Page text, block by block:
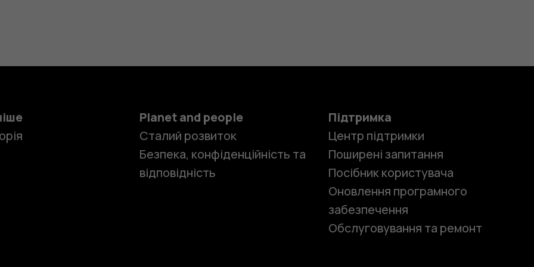
Planet and people
Сталий розвиток
Безпека, конфіденційність та
відповідність
Підтримка
Центр підтримки
Поширені запитання
Посібник користувача
Оновлення програмного
забезпечення
Обслуговування та ремонт